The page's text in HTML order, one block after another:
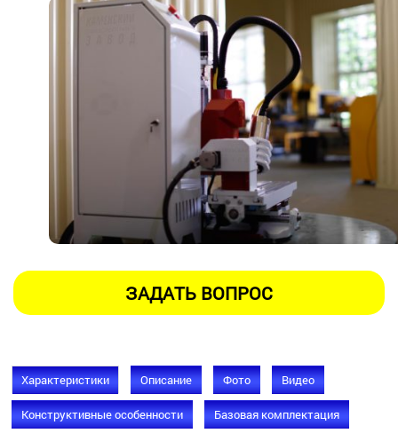
Характеристики Описание Фото Видео
Конструктивные особенности Базовая комплектация